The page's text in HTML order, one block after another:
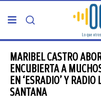
PORTADA
TELDE
MARIBEL CASTRO
ENCUBIERTA A
EN ‘ESRADIO’ Y
SANTANA